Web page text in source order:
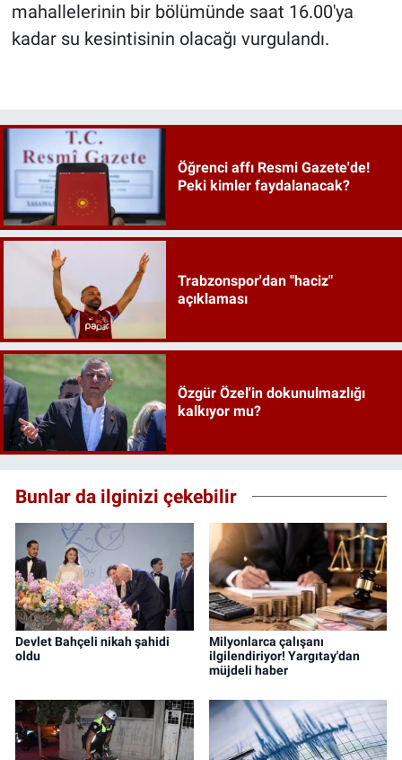
mahallelerinin bir bölümünde saat 16.00'ya
kadar su kesintisinin olacağı vurgulandı.
Öğrenci affı Resmi Gazete'de!
Peki kimler faydalanacak?
Trabzonspor'dan "haciz"
açıklaması
Özgür Özel'in dokunulmazlığı
kalkıyor mu?
Bunlar da ilginizi çekebilir
Devlet Bahçeli nikah şahidi
oldu
Milyonlarca çalışanı
ilgilendiriyor! Yargıtay'dan
müjdeli haber